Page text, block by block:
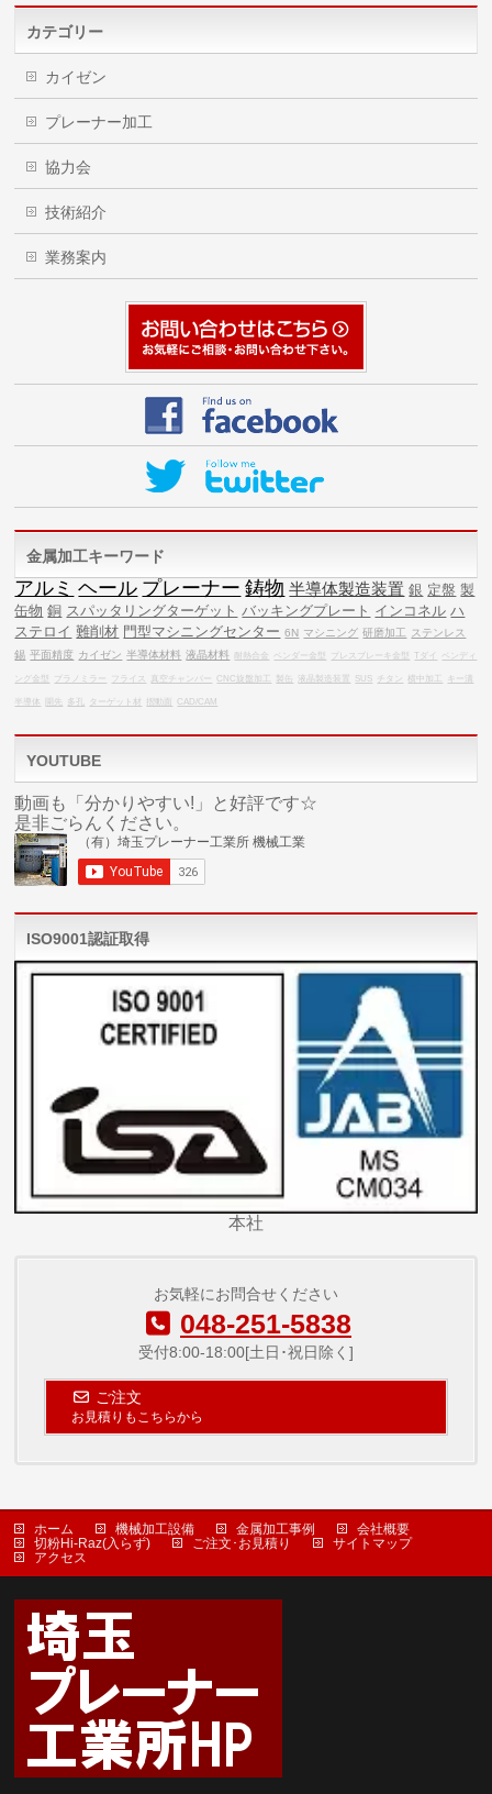
カテゴリー
カイゼン
プレーナー加工
協力会
技術紹介
業務案内
金属加工キーワード
アルミ ヘール プレーナー 鋳物 半導体製造装置 銀 定盤 製
缶物 銅 スパッタリングターゲット バッキングプレート インコネル ハ
ステロイ 難削材 門型マシニングセンター 6N マシニング 研磨加工
ステンレス
錫 平面精度 カイゼン 半導体材料 液晶材料 耐熱合金 ベンダー金型 プレスブレーキ金型 Tダイ ベンディ
ング金型 プラノミラー フライス 真空チャンバー CNC旋盤加工 製缶 液晶製造装置 SUS チタン 横中加工 キー溝
半導体 開先 多孔 ターゲット材 摺動面 CAD/CAM
YOUTUBE
動画も「分かりやすい!」と好評です☆
是非ごらんください。
ISO9001認証取得
本社
お気軽にお問合せください
048-251-5838
受付8:00-18:00[土日･祝日除く]
ご注文
お見積りもこちらから
ホーム 機械加工設備 金属加工事例
会社概要
切粉Hi-Raz(入らず)
ご注文･お見積り
サイトマップ
アクセス